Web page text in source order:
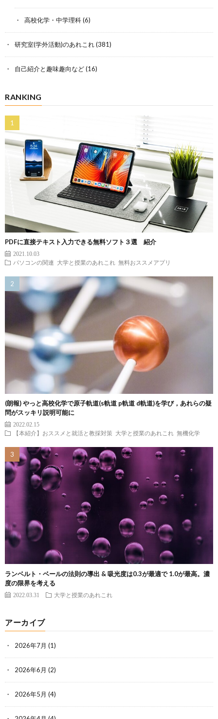
高校化学・中学理科(6)
研究室(学外活動)のあれこれ(381)
自己紹介と趣味趣向など(16)
RANKING
PDFに直接テキスト入力できる無料ソフト３選 紹介
2021.10.03
パソコンの関連
大学と授業のあれこれ 無料おススメアプリ
(朗報) やっと高校化学で原子軌道(s軌道 p軌道 d軌道)を学び，あれらの疑
問がスッキリ説明可能に
2022.02.15
【本紹介】おススメと就活と教採対策 大学と授業のあれこれ 無機化学
ランベルト・ベールの法則の導出 & 吸光度は0.3が最適で 1.0が最高。濃
度の限界を考える
2022.03.31 大学と授業のあれこれ
アーカイブ
2026年7月 (1)
2026年6月 (2)
2026年5月 (4)